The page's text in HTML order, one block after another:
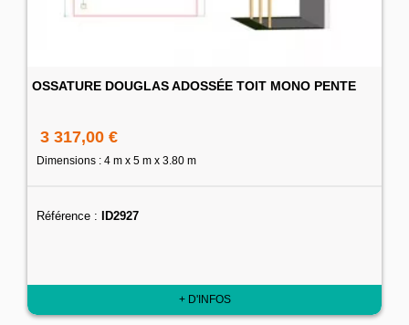
OSSATURE DOUGLAS ADOSSÉE TOIT MONO PENTE
3 317,00 €
Dimensions : 4 m x 5 m x 3.80 m
Référence : ID2927
+ D'INFOS